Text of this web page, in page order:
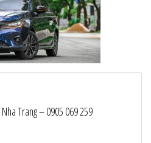
Trang – 0905 069 259